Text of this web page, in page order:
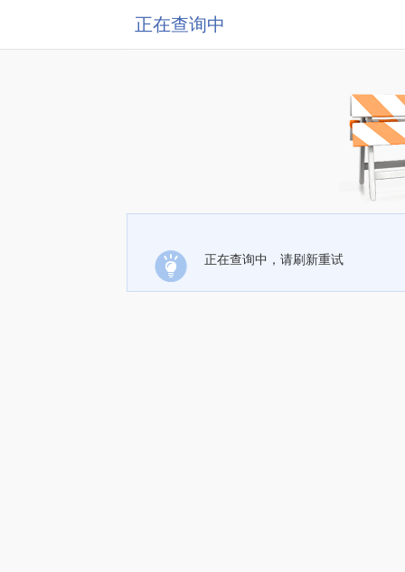
正在查询中
正在查询中，请刷新重试